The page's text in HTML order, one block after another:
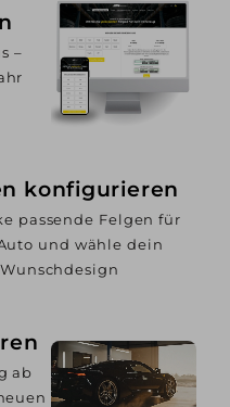
–
konfigurieren
passende Felgen für
und wähle dein
Wunschdesign
ab